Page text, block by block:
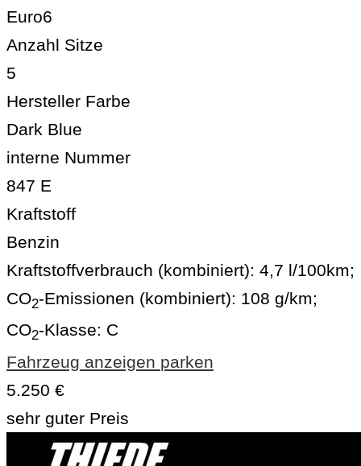
Euro6
Anzahl Sitze
5
Hersteller Farbe
Dark Blue
interne Nummer
847 E
Kraftstoff
Benzin
Kraftstoffverbrauch (kombiniert): 4,7 l/100km;
CO2-Emissionen (kombiniert): 108 g/km;
CO2-Klasse: C
Fahrzeug anzeigen parken
5.250 €
sehr guter Preis